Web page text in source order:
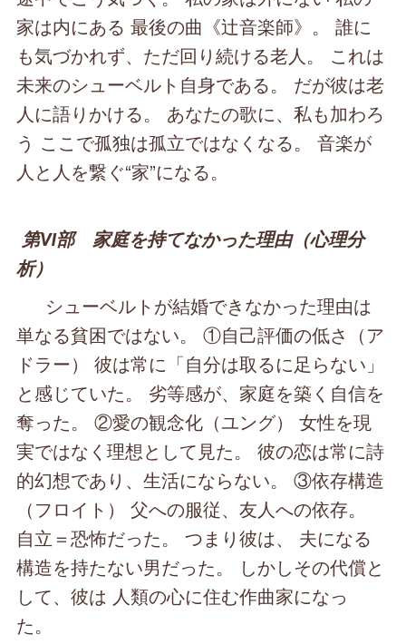
家は内にある 最後の曲《辻音楽師》。 誰に
も気づかれず、ただ回り続ける老人。 これは
未来のシューベルト自身である。 だが彼は老
人に語りかける。 あなたの歌に、私も加わろ
う ここで孤独は孤立ではなくなる。 音楽が
人と人を繋ぐ“家”になる。
第Ⅵ部 家庭を持てなかった理由（心理分
析）
シューベルトが結婚できなかった理由は
単なる貧困ではない。 ①自己評価の低さ（ア
ドラー） 彼は常に「自分は取るに足らない」
と感じていた。 劣等感が、家庭を築く自信を
奪った。 ②愛の観念化（ユング） 女性を現
実ではなく理想として見た。 彼の恋は常に詩
的幻想であり、生活にならない。 ③依存構造
（フロイト） 父への服従、友人への依存。
自立＝恐怖だった。 つまり彼は、 夫になる
構造を持たない男だった。 しかしその代償と
して、彼は 人類の心に住む作曲家になっ
た。